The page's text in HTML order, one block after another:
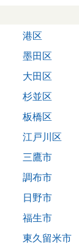
港区
墨田区
大田区
杉並区
板橋区
江戸川区
三鷹市
調布市
日野市
福生市
東久留米市